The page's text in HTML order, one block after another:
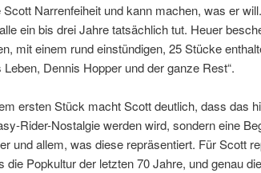
Narrenfeiheit und kann machen, was er
ein bis drei Jahre tatsächlich tut. Heuer
mit einem rund einstündigen, 25 Stücke
Dennis Hopper und der ganze Rest“.
ersten Stück macht Scott deutlich, dass das
Rider-Nostalgie werden wird, sondern eine
und allem, was diese repräsentiert. Für Scott
die Popkultur der letzten 70 Jahre, und genau